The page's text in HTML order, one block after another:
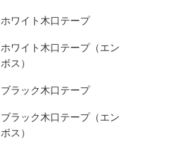
ホワイト木口テープ
ホワイト木口テープ（エン
ボス）
ブラック木口テープ
ブラック木口テープ（エン
ボス）